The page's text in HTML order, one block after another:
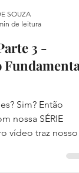
SOUZA
de leitura
3 -
Sim? Então
nossa SÉRIE
vídeo traz nosso